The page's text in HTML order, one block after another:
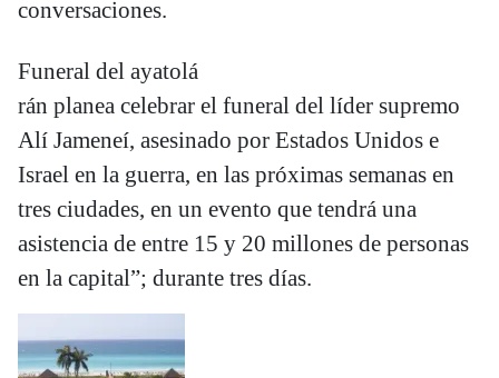
conversaciones.
Funeral del ayatolá
rán planea celebrar el funeral del líder supremo
Alí Jameneí, asesinado por Estados Unidos e
Israel en la guerra, en las próximas semanas en
tres ciudades, en un evento que tendrá una
asistencia de entre 15 y 20 millones de personas
en la capital”; durante tres días.